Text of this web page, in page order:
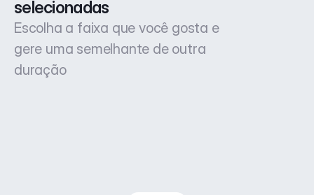
selecionadas
Escolha a faixa que você gosta e
gere uma semelhante de outra
duração